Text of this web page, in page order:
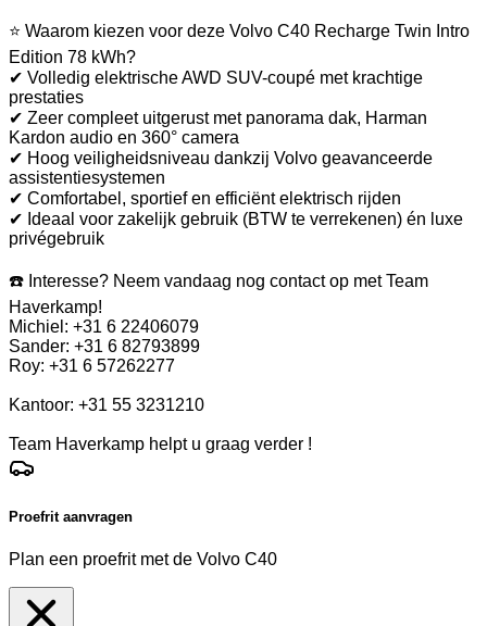
⭐ Waarom kiezen voor deze Volvo C40 Recharge Twin Intro
Edition 78 kWh?
✔ Volledig elektrische AWD SUV-coupé met krachtige
prestaties
✔ Zeer compleet uitgerust met panorama dak, Harman
Kardon audio en 360° camera
✔ Hoog veiligheidsniveau dankzij Volvo geavanceerde
assistentiesystemen
✔ Comfortabel, sportief en efficiënt elektrisch rijden
✔ Ideaal voor zakelijk gebruik (BTW te verrekenen) én luxe
privégebruik
☎️ Interesse? Neem vandaag nog contact op met Team
Haverkamp!
Michiel: +31 6 22406079
Sander: +31 6 82793899
Roy: +31 6 57262277
Kantoor: +31 55 3231210
Team Haverkamp helpt u graag verder !
Proefrit aanvragen
Plan een proefrit met de Volvo C40